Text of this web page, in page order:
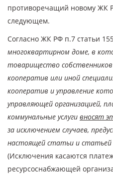
противоречащий новому ЖК
следующем.
Согласно ЖК РФ п.7 статьи
многоквартирном доме, в
товарищество
кооператив или иной
кооператив и управление
управляющей организацией,
коммунальные услуги вносят
за исключением случаев,
настоящей статьи и статьей
(Исключения касаются
ресурсоснабжающей